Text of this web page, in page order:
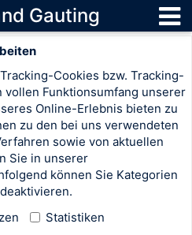
Gauting
Cookies bzw. Tracking-
vollen Funktionsumfang unserer
Online-Erlebnis bieten zu
zu den bei uns verwendeten
sowie von aktuellen
Sie in unserer
können Sie Kategorien
Statistiken